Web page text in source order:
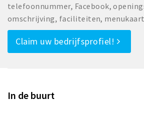
telefoonnummer, Facebook,
omschrijving, faciliteiten,
Claim uw bedrijfsprofiel!
In de buurt